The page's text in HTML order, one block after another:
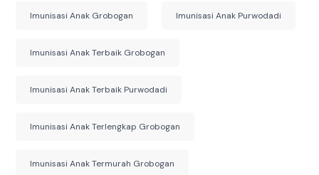
Imunisasi Anak Grobogan Imunisasi Anak Purwodadi
Imunisasi Anak Terbaik Grobogan
Imunisasi Anak Terbaik Purwodadi
Imunisasi Anak Terlengkap Grobogan
Imunisasi Anak Termurah Grobogan